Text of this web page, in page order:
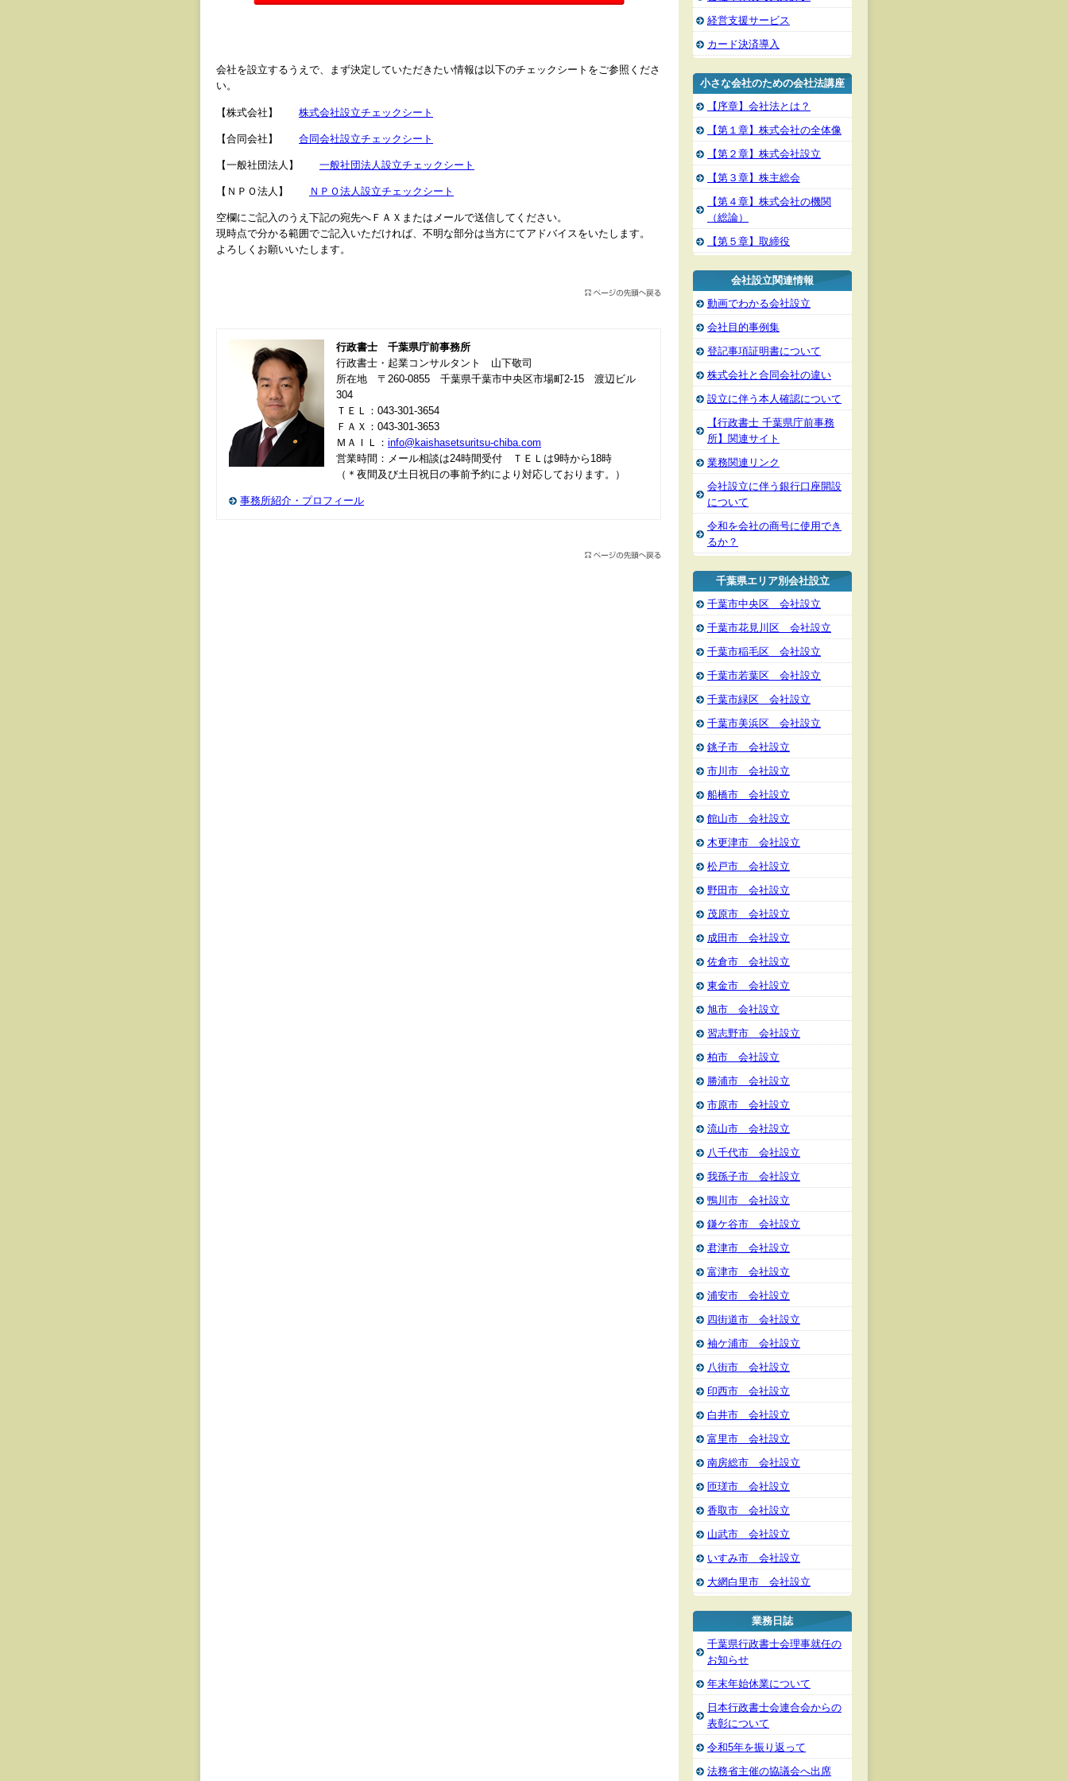
会社を設立するうえで、まず決定していただきたい情報は以下のチェックシートをご参照くださ
い。
【株式会社】 株式会社設立チェックシート
【合同会社】 合同会社設立チェックシート
【一般社団法人】 一般社団法人設立チェックシート
【ＮＰＯ法人】 ＮＰＯ法人設立チェックシート
空欄にご記入のうえ下記の宛先へＦＡＸまたはメールで送信してください。
現時点で分かる範囲でご記入いただければ、不明な部分は当方にてアドバイスをいたします。
よろしくお願いいたします。
行政書士 千葉県庁前事務所
行政書士・起業コンサルタント 山下敬司
所在地 〒260-0855 千葉県千葉市中央区市場町2-15 渡辺ビル
304
ＴＥＬ：043-301-3654
ＦＡＸ：043-301-3653
ＭＡＩＬ： info@kaishasetsuritsu-chiba.com
営業時間：メール相談は24時間受付 ＴＥＬは9時から18時
（＊夜間及び土日祝日の事前予約により対応しております。）
事務所紹介・プロフィール
経営支援サービス
カード決済導入
小さな会社のための会社法講座
【序章】会社法とは？
【第１章】株式会社の全体像
【第２章】株式会社設立
【第３章】株主総会
【第４章】株式会社の機関
（総論）
【第５章】取締役
会社設立関連情報
動画でわかる会社設立
会社目的事例集
登記事項証明書について
株式会社と合同会社の違い
設立に伴う本人確認について
【行政書士 千葉県庁前事務
所】関連サイト
業務関連リンク
会社設立に伴う銀行口座開設
について
令和を会社の商号に使用でき
るか？
千葉県エリア別会社設立
千葉市中央区 会社設立
千葉市花見川区 会社設立
千葉市稲毛区 会社設立
千葉市若葉区 会社設立
千葉市緑区 会社設立
千葉市美浜区 会社設立
銚子市 会社設立
市川市 会社設立
船橋市 会社設立
館山市 会社設立
木更津市 会社設立
松戸市 会社設立
野田市 会社設立
茂原市 会社設立
成田市 会社設立
佐倉市 会社設立
東金市 会社設立
旭市 会社設立
習志野市 会社設立
柏市 会社設立
勝浦市 会社設立
市原市 会社設立
流山市 会社設立
八千代市 会社設立
我孫子市 会社設立
鴨川市 会社設立
鎌ケ谷市 会社設立
君津市 会社設立
富津市 会社設立
浦安市 会社設立
四街道市 会社設立
袖ケ浦市 会社設立
八街市 会社設立
印西市 会社設立
白井市 会社設立
富里市 会社設立
南房総市 会社設立
匝瑳市 会社設立
香取市 会社設立
山武市 会社設立
いすみ市 会社設立
大網白里市 会社設立
業務日誌
千葉県行政書士会理事就任の
お知らせ
年末年始休業について
日本行政書士会連合会からの
表彰について
令和5年を振り返って
法務省主催の協議会へ出席